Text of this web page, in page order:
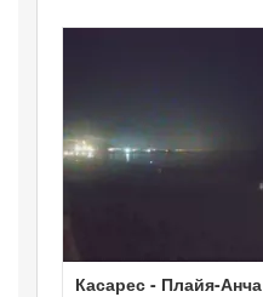
Касарес - Плайя-Анча